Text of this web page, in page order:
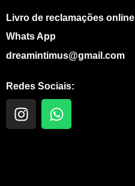
Livro de reclamações online
Whats App
dreamintimus@gmail.com
Redes Sociais:
I
n
W
h